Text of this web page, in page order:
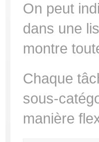
On peut
dans une
montre
Chaque
sous-
manière